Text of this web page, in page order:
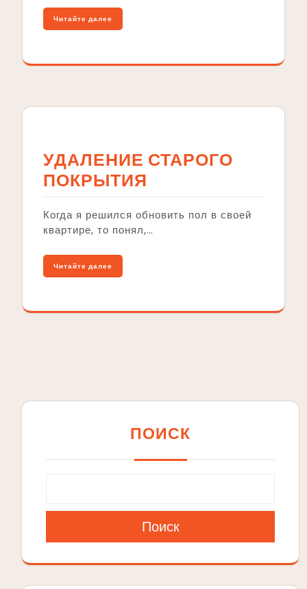
Читайте далее
УДАЛЕНИЕ СТАРОГО
ПОКРЫТИЯ
Когда я решился обновить пол в своей
квартире, то понял,…
Читайте далее
ПОИСК
Поиск